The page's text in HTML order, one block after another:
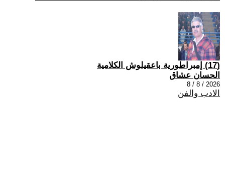
(17) إمبراطورية باعقيلوش الكلامية
الحسان عشاق
2026 / 8 / 8
الادب والفن